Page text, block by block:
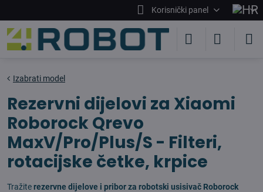
Korisnički panel
Izabrati model
Rezervni dijelovi za Xiaomi
Roborock Qrevo
MaxV/Pro/Plus/S - Filteri,
rotacijske četke, krpice
Tražiterezervne dijelove i pribor za robotski usisivač Roborock